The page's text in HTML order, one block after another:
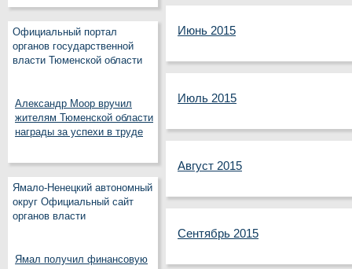
Официальный портал
органов государственной
власти Тюменской области
Александр Моор вручил
жителям Тюменской области
награды за успехи в труде
Ямало-Ненецкий автономный
округ Официальный сайт
органов власти
Ямал получил финансовую
Июнь 2015
Июль 2015
Август 2015
Сентябрь 2015